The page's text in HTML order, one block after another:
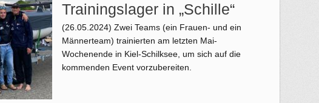
Trainingslager in „Schille“
(26.05.2024) Zwei Teams (ein Frauen- und ein
Männerteam) trainierten am letzten Mai-
Wochenende in Kiel-Schilksee, um sich auf die
kommenden Event vorzubereiten.